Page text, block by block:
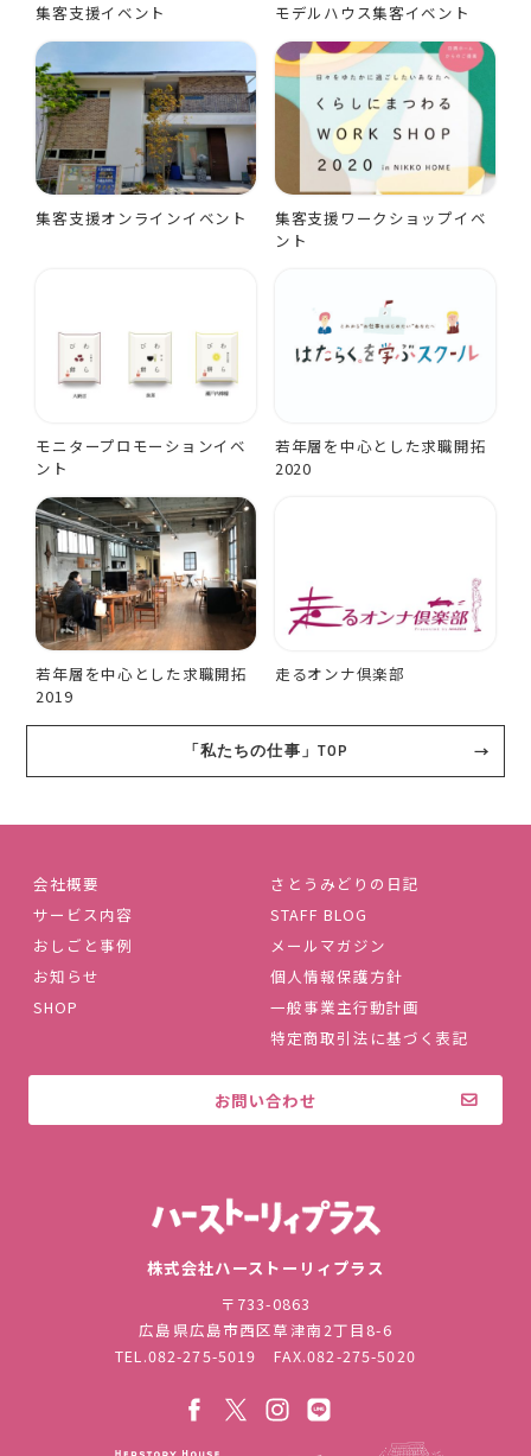
集客支援イベント モデルハウス集客イベント
集客支援オンラインイベント
集客支援ワークショップイベ
ント
モニタープロモーションイベ
ント
若年層を中心とした求職開拓
2020
若年層を中心とした求職開拓
2019
走るオンナ倶楽部
「私たちの仕事」TOP
会社概要
サービス内容
おしごと事例
お知らせ
SHOP
さとうみどりの日記
STAFF BLOG
メールマガジン
個人情報保護方針
一般事業主行動計画
特定商取引法に基づく表記
お問い合わせ
株式会社ハーストーリィプラス
〒733-0863
広島県広島市西区草津南2丁目8-6
TEL.082-275-5019 FAX.082-275-5020